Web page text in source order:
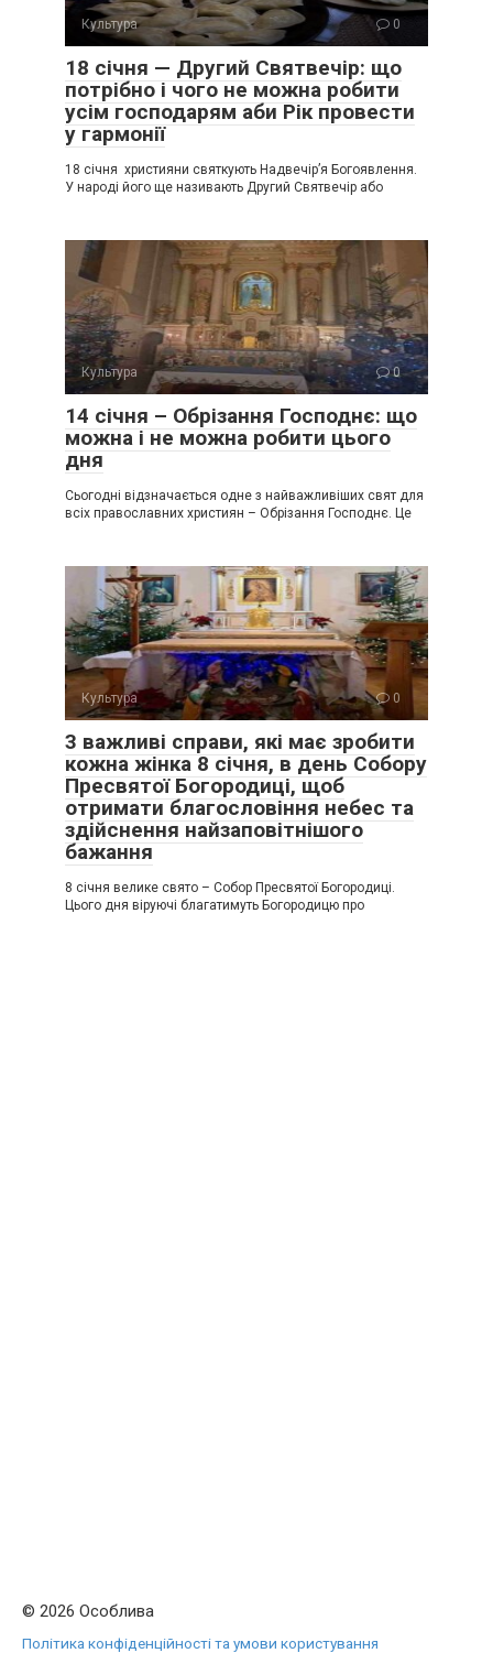
Культура 0
18 січня — Другий Святвечір: що
потрібно і чого не можна робити
усім господарям аби Рік провести
у гармонії
18 січня християни святкують Надвечір’я Богоявлення.
У народі його ще називають Другий Святвечір або
Культура 0
14 січня – Обрізання Господнє: що
можна і не можна робити цього
дня
Сьогодні відзначається одне з найважливіших свят для
всіх православних християн – Обрізання Господнє. Це
Культура 0
3 важливі справи, які має зробити
кожна жінка 8 січня, в день Собору
Пресвятої Богородиці, щоб
отримати благословіння небес та
здійснення найзаповітнішого
бажання
8 січня велике свято – Собор Пресвятої Богородиці.
Цього дня віруючі благатимуть Богородицю про
© 2026 Особлива
Політика конфіденційності та умови користування